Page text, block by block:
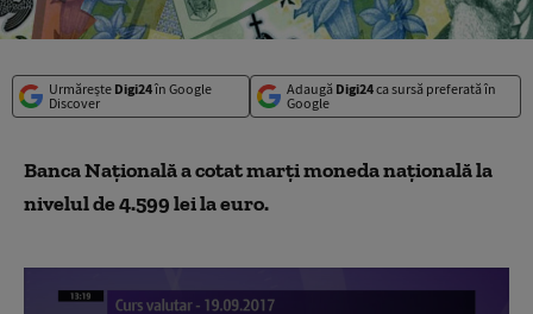
Urmărește Digi24în Google
Discover
Adaugă Digi24ca sursă preferată în
Google
Banca Națională a cotat marți moneda națională la
nivelul de 4.599 lei la euro.